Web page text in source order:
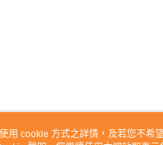
用 cookie 方式之詳情，及若您不希